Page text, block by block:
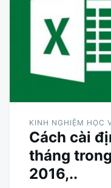
KINH NGHIỆM HỌC
Cách cài
tháng
2016,..